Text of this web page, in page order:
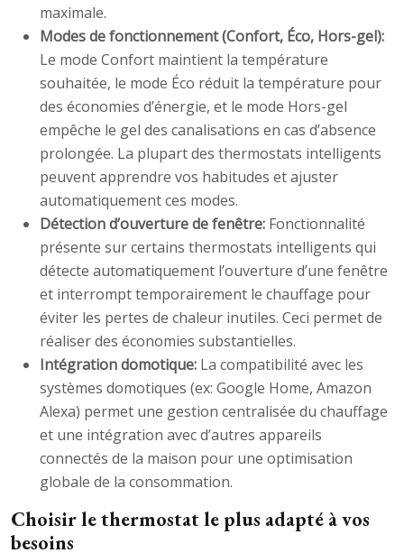
maximale.
Modes de fonctionnement (Confort, Éco, Hors-gel):
Le mode Confort maintient la température
souhaitée, le mode Éco réduit la température pour
des économies d’énergie, et le mode Hors-gel
empêche le gel des canalisations en cas d’absence
prolongée. La plupart des thermostats intelligents
peuvent apprendre vos habitudes et ajuster
automatiquement ces modes.
Détection d’ouverture de fenêtre: Fonctionnalité
présente sur certains thermostats intelligents qui
détecte automatiquement l’ouverture d’une fenêtre
et interrompt temporairement le chauffage pour
éviter les pertes de chaleur inutiles. Ceci permet de
réaliser des économies substantielles.
Intégration domotique: La compatibilité avec les
systèmes domotiques (ex: Google Home, Amazon
Alexa) permet une gestion centralisée du chauffage
et une intégration avec d’autres appareils
connectés de la maison pour une optimisation
globale de la consommation.
Choisir le thermostat le plus adapté à vos
besoins